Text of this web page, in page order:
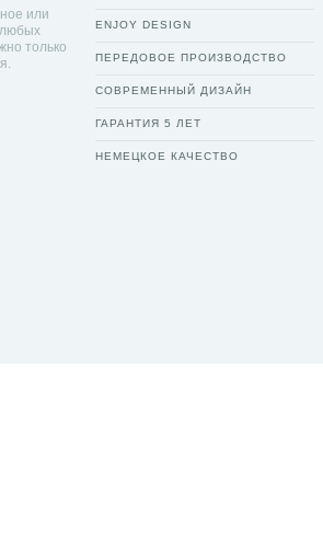
или
любых
только
ENJOY DESIGN
ПЕРЕДОВОЕ ПРОИЗВОДСТВО
СОВРЕМЕННЫЙ ДИЗАЙН
ГАРАНТИЯ 5 ЛЕТ
НЕМЕЦКОЕ КАЧЕСТВО